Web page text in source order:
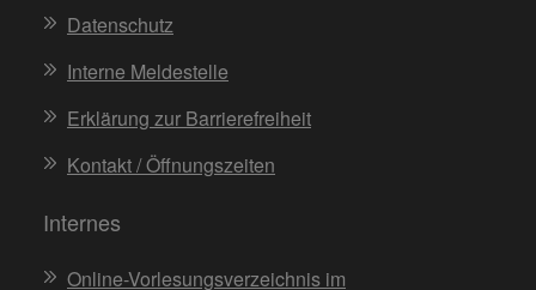
Datenschutz
Interne Meldestelle
Erklärung zur Barrierefreiheit
Kontakt / Öffnungszeiten
Internes
Online-Vorlesungsverzeichnis im